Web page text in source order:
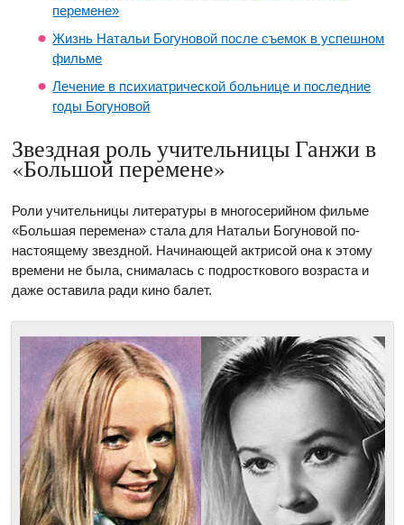
перемене»
Жизнь Натальи Богуновой после съемок в успешном
фильме
Лечение в психиатрической больнице и последние
годы Богуновой
Звездная роль учительницы Ганжи в
«Большой перемене»
Роли учительницы литературы в многосерийном фильме
«Большая перемена» стала для Натальи Богуновой по-
настоящему звездной. Начинающей актрисой она к этому
времени не была, снималась с подросткового возраста и
даже оставила ради кино балет.